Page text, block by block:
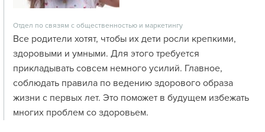
Отдел по связям с общественностью и маркетингу
Все родители хотят, чтобы их дети росли крепкими,
здоровыми и умными. Для этого требуется
прикладывать совсем немного усилий. Главное,
соблюдать правила по ведению здорового образа
жизни с первых лет. Это поможет в будущем избежать
многих проблем со здоровьем.